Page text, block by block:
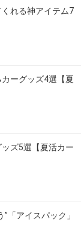
れる神アイテム7
ーグッズ4選【夏
ズ5選【夏活カー
「アイスパック」